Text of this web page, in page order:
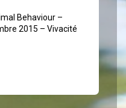
Behaviour –
2015 – Vivacité